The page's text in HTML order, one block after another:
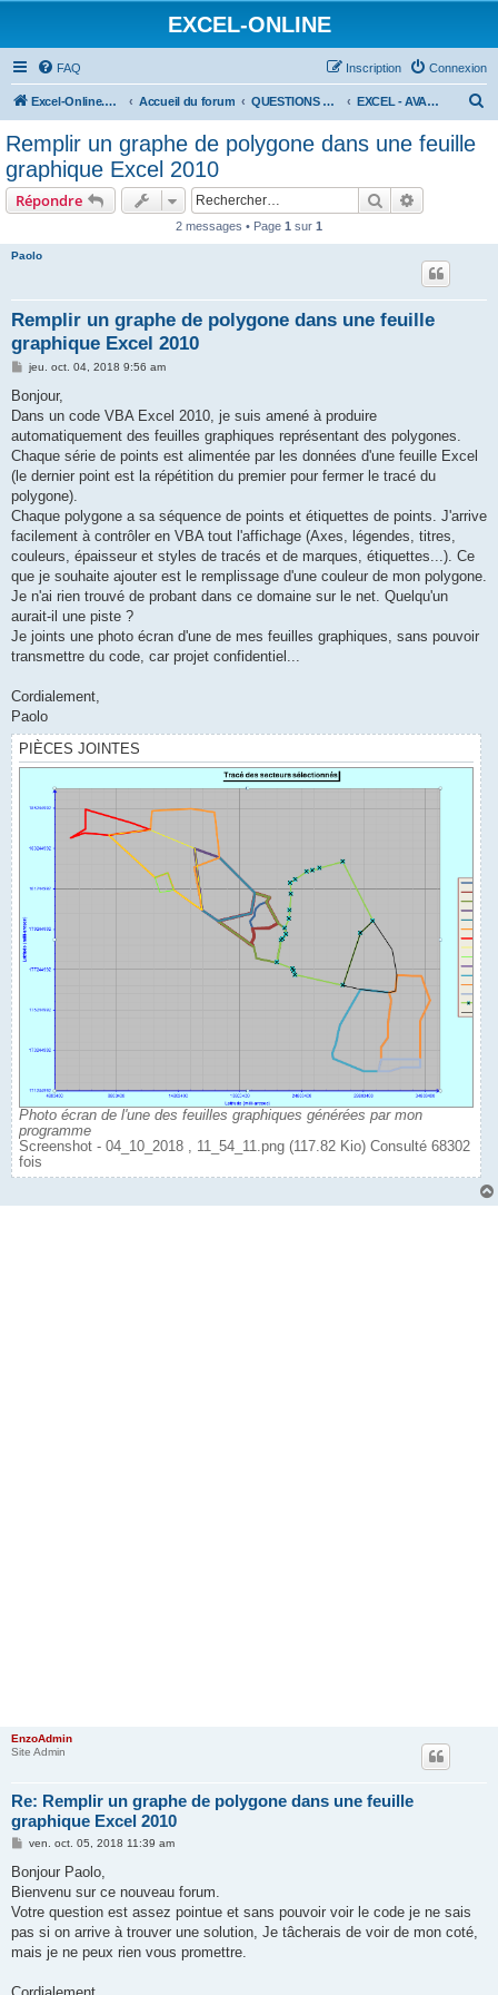
EXCEL-ONLINE
FAQ Connexion
Inscription
Excel-Online.net Accueil du forum QUESTIONS EXCEL EXCEL - AVANCÉ
Remplir un graphe de polygone dans une feuille
graphique Excel 2010
Répondre Rechercher
2 messages • Page 1 sur 1
Paolo
Remplir un graphe de polygone dans une feuille
graphique Excel 2010
M
s
a
g
jeu. oct. 04, 2018 9:56 am
Bonjour,
Dans un code VBA Excel 2010, je suis amené à produire
automatiquement des feuilles graphiques représentant des polygones.
Chaque série de points est alimentée par les données d'une feuille Excel
(le dernier point est la répétition du premier pour fermer le tracé du
polygone).
Chaque polygone a sa séquence de points et étiquettes de points. J'arrive
facilement à contrôler en VBA tout l'affichage (Axes, légendes, titres,
couleurs, épaisseur et styles de tracés et de marques, étiquettes...). Ce
que je souhaite ajouter est le remplissage d'une couleur de mon polygone.
Je n'ai rien trouvé de probant dans ce domaine sur le net. Quelqu'un
aurait-il une piste ?
Je joints une photo écran d'une de mes feuilles graphiques, sans pouvoir
transmettre du code, car projet confidentiel...
Cordialement,
Paolo
PIÈCES JOINTES
Photo écran de l'une des feuilles graphiques générées par mon
programme
Screenshot - 04_10_2018 , 11_54_11.png (117.82 Kio) Consulté 68302
fois
EnzoAdmin
Site Admin
Re: Remplir un graphe de polygone dans une feuille
graphique Excel 2010
M
s
a
g
ven. oct. 05, 2018 11:39 am
Bonjour Paolo,
Bienvenu sur ce nouveau forum.
Votre question est assez pointue et sans pouvoir voir le code je ne sais
pas si on arrive à trouver une solution, Je tâcherais de voir de mon coté,
mais je ne peux rien vous promettre.